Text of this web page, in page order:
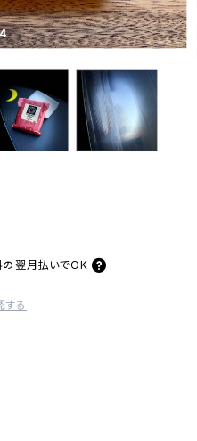
翌月払いでOK
する